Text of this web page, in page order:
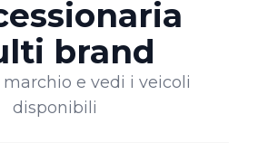
brand
e vedi i veicoli
disponibili